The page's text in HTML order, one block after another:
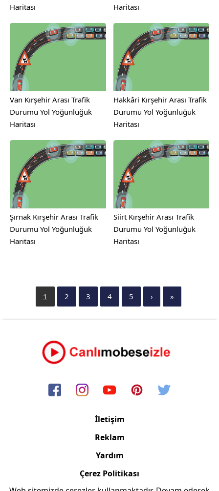
Haritası
Haritası
Van Kırşehir Arası Trafik
Durumu Yol Yoğunluğuk
Haritası
Hakkâri Kırşehir Arası Trafik
Durumu Yol Yoğunluğuk
Haritası
Şırnak Kırşehir Arası Trafik
Durumu Yol Yoğunluğuk
Haritası
Siirt Kırşehir Arası Trafik
Durumu Yol Yoğunluğuk
Haritası
1 2 3 4 5 › »
İletişim
Reklam
Yardım
Çerez Politikası